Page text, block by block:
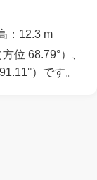
：12.3 m
方位 68.79°）、
）です。